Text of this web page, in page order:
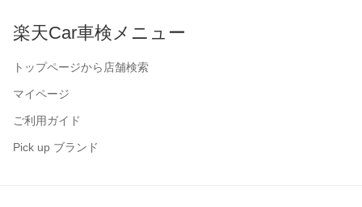
楽天Car車検メニュー
トップページから店舗検索
マイページ
ご利用ガイド
Pick up ブランド